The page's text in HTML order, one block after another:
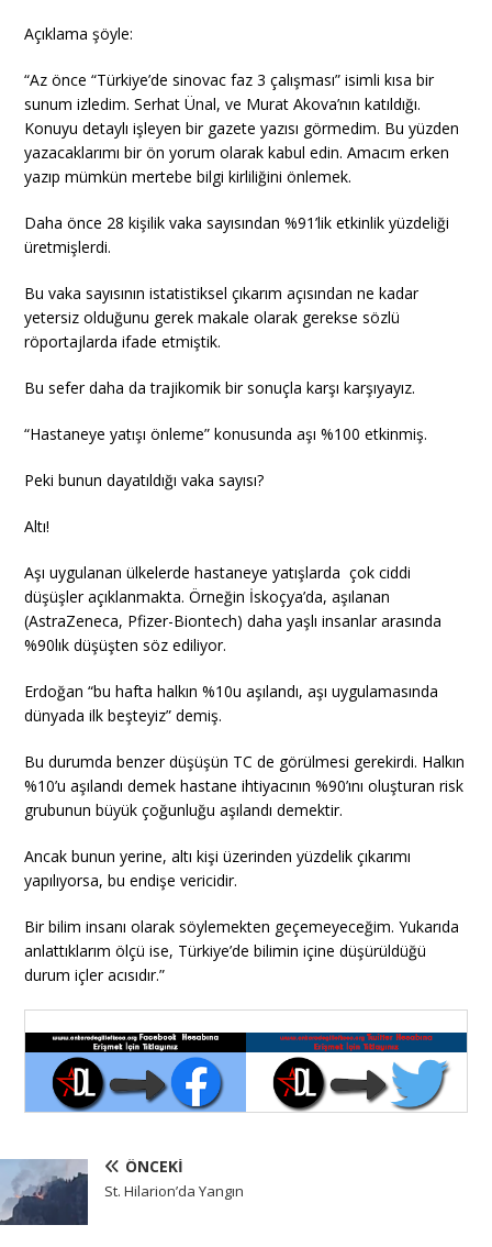
Açıklama şöyle:
“Az önce “Türkiye’de sinovac faz 3 çalışması” isimli kısa bir
sunum izledim. Serhat Ünal, ve Murat Akova’nın katıldığı.
Konuyu detaylı işleyen bir gazete yazısı görmedim. Bu yüzden
yazacaklarımı bir ön yorum olarak kabul edin. Amacım erken
yazıp mümkün mertebe bilgi kirliliğini önlemek.
Daha önce 28 kişilik vaka sayısından %91’lik etkinlik yüzdeliği
üretmişlerdi.
Bu vaka sayısının istatistiksel çıkarım açısından ne kadar
yetersiz olduğunu gerek makale olarak gerekse sözlü
röportajlarda ifade etmiştik.
Bu sefer daha da trajikomik bir sonuçla karşı karşıyayız.
“Hastaneye yatışı önleme” konusunda aşı %100 etkinmiş.
Peki bunun dayatıldığı vaka sayısı?
Altı!
Aşı uygulanan ülkelerde hastaneye yatışlarda çok ciddi
düşüşler açıklanmakta. Örneğin İskoçya’da, aşılanan
(AstraZeneca, Pfizer-Biontech) daha yaşlı insanlar arasında
%90lık düşüşten söz ediliyor.
Erdoğan “bu hafta halkın %10u aşılandı, aşı uygulamasında
dünyada ilk beşteyiz” demiş.
Bu durumda benzer düşüşün TC de görülmesi gerekirdi. Halkın
%10’u aşılandı demek hastane ihtiyacının %90’ını oluşturan risk
grubunun büyük çoğunluğu aşılandı demektir.
Ancak bunun yerine, altı kişi üzerinden yüzdelik çıkarımı
yapılıyorsa, bu endişe vericidir.
Bir bilim insanı olarak söylemekten geçemeyeceğim. Yukarıda
anlattıklarım ölçü ise, Türkiye’de bilimin içine düşürüldüğü
durum içler acısıdır.”
ÖNCEKI
St. Hilarion’da Yangın